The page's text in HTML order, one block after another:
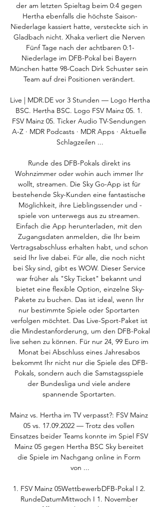
der am letzten Spieltag beim 0:4 gegen
Hertha ebenfalls die höchste Saison-
Niederlage kassiert hatte, versteckte sich in
Gladbach nicht. Xhaka verliert die Nerven
Fünf Tage nach der achtbaren 0:1-
Niederlage im DFB-Pokal bei Bayern
München hatte 98-Coach Dirk Schuster sein
Team auf drei Positionen verändert.
Live | MDR.DE vor 3 Stunden — Logo Hertha
BSC. Hertha BSC. Logo FSV Mainz 05. 1.
FSV Mainz 05. Ticker Audio TV-Sendungen
A-Z · MDR Podcasts · MDR Apps · Aktuelle
Schlagzeilen ...
Runde des DFB-Pokals direkt ins
Wohnzimmer oder wohin auch immer Ihr
wollt, streamen. Die Sky Go-App ist für
bestehende Sky-Kunden eine fantastische
Möglichkeit, ihre Lieblingssender und -
spiele von unterwegs aus zu streamen.
Einfach die App herunterladen, mit den
Zugangsdaten anmelden, die Ihr beim
Vertragsabschluss erhalten habt, und schon
seid Ihr live dabei. Für alle, die noch nicht
bei Sky sind, gibt es WOW. Dieser Service
war früher als "Sky Ticket" bekannt und
bietet eine flexible Option, einzelne Sky-
Pakete zu buchen. Das ist ideal, wenn Ihr
nur bestimmte Spiele oder Sportarten
verfolgen möchtet. Das Live-Sport-Paket ist
die Mindestanforderung, um den DFB-Pokal
live sehen zu können. Für nur 24, 99 Euro im
Monat bei Abschluss eines Jahresabos
bekommt Ihr nicht nur die Spiele des DFB-
Pokals, sondern auch die Samstagsspiele
der Bundesliga und viele andere
spannende Sportarten.
Mainz vs. Hertha im TV verpasst?: FSV Mainz
05 vs. 17.09.2022 — Trotz des vollen
Einsatzes beider Teams konnte im Spiel FSV
Mainz 05 gegen Hertha BSC Sky bereitet
die Spiele im Nachgang online in Form
von ...
1. FSV Mainz 05WettbewerbDFB-Pokal I 2.
RundeDatumMittwoch I 1. November